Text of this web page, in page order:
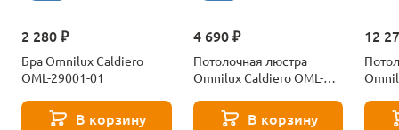
2 280 ₽
Бра Omnilux Caldiero
OML-29001-01
В корзину
4 690 ₽
Потолочная люстра
Omnilux Caldiero OML-
В корзину
12